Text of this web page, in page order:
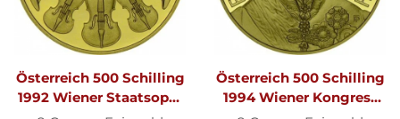
Österreich 500 Schilling
1992 Wiener Staatsoper
Österreich 500 Schilling
1994 Wiener Kongress